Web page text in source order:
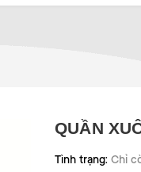
QUẦN
Tình trạng: Chỉ